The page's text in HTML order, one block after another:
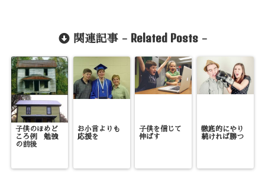
関連記事 - Related Posts-
子供のほめど
ころ例 勉強
の前後
お小言よりも
応援を
子供を信じて
伸ばす
徹底的にやり
続ければ勝つ